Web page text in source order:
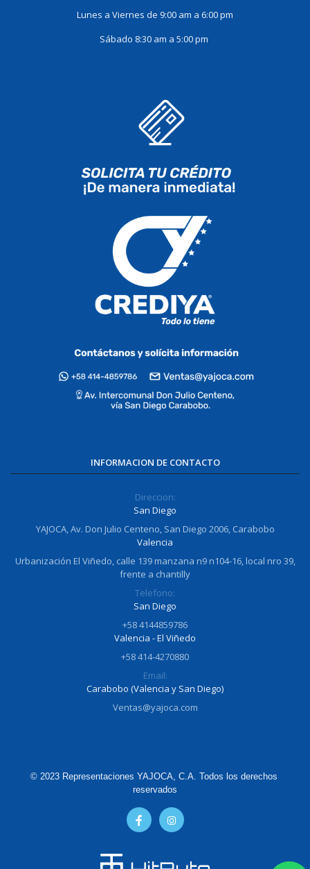
Lunes a Viernes de 9:00 am a 6:00 pm
Sábado 8:30 am a 5:00 pm
INFORMACION DE CONTACTO
Direccion:
San Diego
YAJOCA, Av. Don Julio Centeno, San Diego 2006, Carabobo
Valencia
Urbanización El Viñedo, calle 139 manzana n9 n104-16, local nro 39,
frente a chantilly
Telefono:
San Diego
+58 4144859786
Valencia - El Viñedo
+58 414-4270880
Email:
Carabobo (Valencia y San Diego)
Ventas@yajoca.com
© 2023 Representaciones YAJOCA, C.A. Todos los derechos
reservados